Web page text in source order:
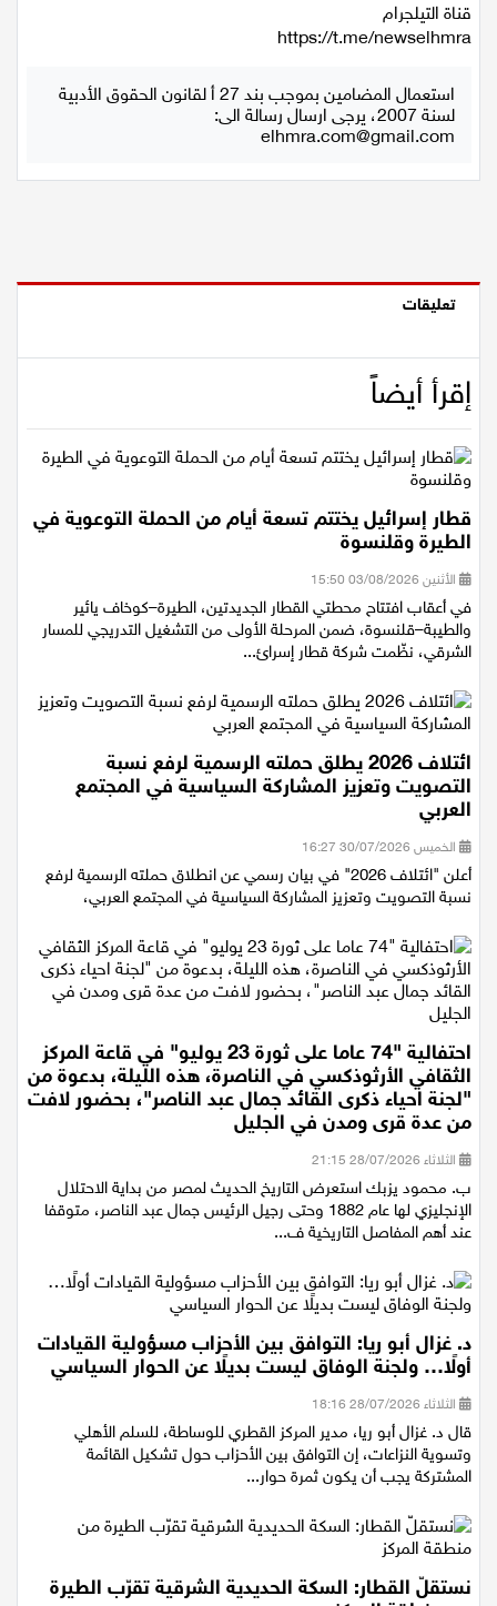
فن
قناة التيلجرام
استعمال المضامين بموجب بند 27 أ لقانون الحقوق الأدبية
لسنة 2007، يرجى ارسال رسالة الى:
إقرأ أيضاً
قطار إسرائيل يختتم تسعة أيام من الحملة التوعوية في
الطيرة وقلنسوة
الأثنين 03/08/2026 15:50
في أعقاب افتتاح محطتي القطار الجديدتين، الطيرة–كوخاف يائير
والطيبة–قلنسوة، ضمن المرحلة الأولى من التشغيل التدريجي للمسار
ائتلاف 2026 يطلق حملته الرسمية لرفع نسبة
التصويت وتعزيز المشاركة السياسية في المجتمع
العربي
الخميس 30/07/2026 16:27
أعلن "ائتلاف 2026" في بيان رسمي عن انطلاق حملته الرسمية لرفع
احتفالية "74 عاما على ثورة 23 يوليو" في قاعة المركز
الثقافي الأرثوذكسي في الناصرة، هذه الليلة، بدعوة من
"لجنة احياء ذكرى القائد جمال عبد الناصر"، بحضور لافت
من عدة قرى ومدن في الجليل
الثلاثاء 28/07/2026 21:15
ب. محمود يزبك استعرض التاريخ الحديث لمصر من بداية الاحتلال
الإنجليزي لها عام 1882 وحتى رجيل الرئيس جمال عبد الناصر، متوقفا
د. غزال أبو ريا: التوافق بين الأحزاب مسؤولية القيادات
أولًا… ولجنة الوفاق ليست بديلًا عن الحوار السياسي
الثلاثاء 28/07/2026 18:16
قال د. غزال أبو ريا، مدير المركز القطري للوساطة، للسلم الأهلي
وتسوية النزاعات، إن التوافق بين الأحزاب حول تشكيل القائمة